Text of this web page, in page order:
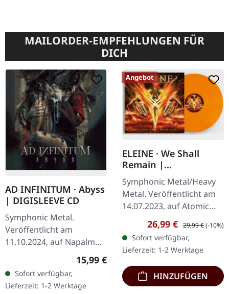
MAILORDER-EMPFEHLUNGEN FÜR
DICH
AD INFINITUM · Abyss
| DIGISLEEVE CD
Symphonic Metal.
Veröffentlicht am
11.10.2024, auf Napalm
Records. Digisleeve CD.
Ad Infinitum kehrt mit
ihrem faszinierenden
Album „Abyss“ zurück,…
Regulärer Preis:
15,99 €
Sofort verfügbar,
Lieferzeit: 1-2 Werktage
Angebot
ELEINE · We Shall
Remain |
ORANGE/WHITE
MARBLED LP
Symphonic Metal/Heavy
Metal. Veröffentlicht am
14.07.2023, auf Atomic
Fire Records. Orange-
weiß marmoriertes Vinyl.
Die schwedische…
Verkaufspreis:
26,99 € Regulärer Preis:
29,99 €(-10%)
Sofort verfügbar,
Lieferzeit: 1-2 Werktage
HINZUFÜGEN